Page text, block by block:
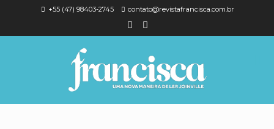
+55 (47) 98403-2745 contato@revistafrancisca.com.br